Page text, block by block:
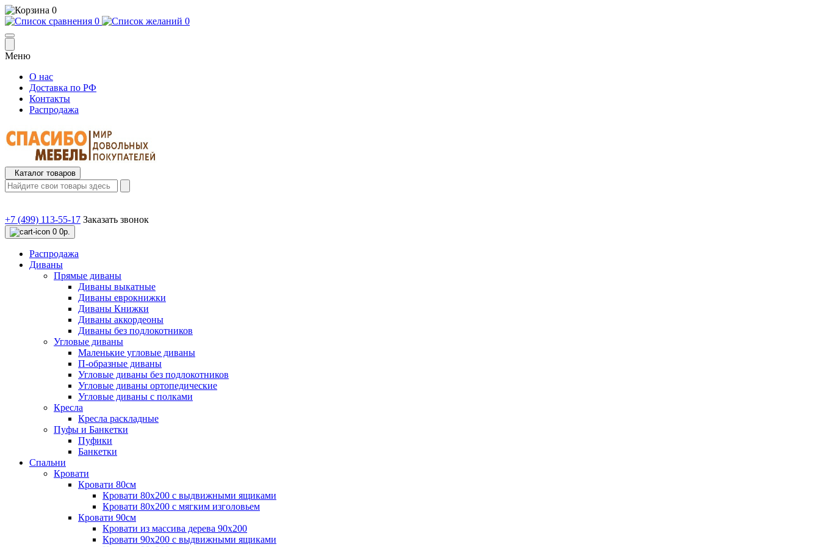
0
0
0
Меню
О нас
Доставка по РФ
Контакты
Распродажа
Каталог товаров
+7 (499) 113-55-17 Заказать звонок
0 0р.
Распродажа
Диваны
Прямые диваны
Диваны выкатные
Диваны еврокнижки
Диваны Книжки
Диваны аккордеоны
Диваны без подлокотников
Угловые диваны
Маленькие угловые диваны
П-образные диваны
Угловые диваны без подлокотников
Угловые диваны ортопедические
Угловые диваны с полками
Кресла
Кресла раскладные
Пуфы и Банкетки
Пуфики
Банкетки
Спальни
Кровати
Кровати 80см
Кровати 80х200 с выдвижными ящиками
Кровати 80х200 с мягким изголовьем
Кровати 90см
Кровати из массива дерева 90х200
Кровати 90х200 с выдвижными ящиками